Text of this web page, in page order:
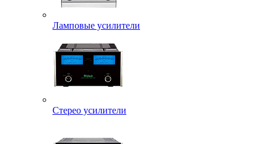
Ламповые усилители
Стерео усилители